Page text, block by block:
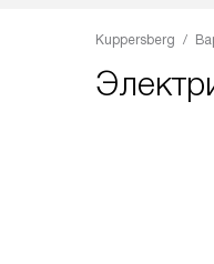
Kuppersberg